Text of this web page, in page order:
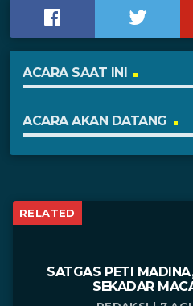
ACARA SAAT INI
ACARA AKAN DATANG
RELATED
SATGAS PETI
SEKADAR